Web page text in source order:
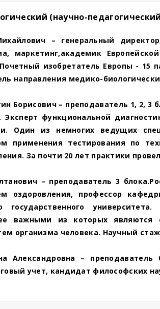
(научно-
– генеральный
маркетинг,академик
изобретатель Европы - 15
направления медико-
Борисович – преподаватель 1, 2, 3
функциональной
Один из немногих ведущих
применения тестирования по
За почти 20 лет практики
– преподаватель 3
оздоровления, профессор
государственного
важными из которых являются
организма человека. Научный стаж
Александровна –
учет, кандидат философских